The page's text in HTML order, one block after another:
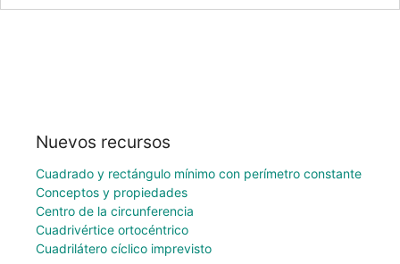
Nuevos recursos
Cuadrado y rectángulo mínimo con perímetro constante
Conceptos y propiedades
Centro de la circunferencia
Cuadrivértice ortocéntrico
Cuadrilátero cíclico imprevisto